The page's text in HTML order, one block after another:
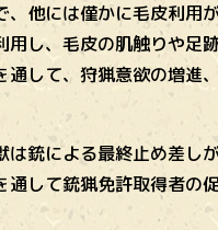
、他には僅かに毛皮利用
用し、毛皮の肌触りや足
通して、狩猟意欲の増進
銃による最終止め差し
通して銃猟免許取得者の